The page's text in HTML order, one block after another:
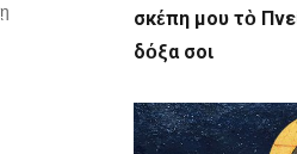
σκέπη μου τὸ
δόξα σοι